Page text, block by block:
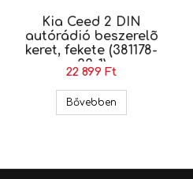
Kia Ceed 2 DIN
autórádió beszerelõ
keret, fekete (381178-
33-1)
22 899 Ft
Bővebben Kia Ceed 2